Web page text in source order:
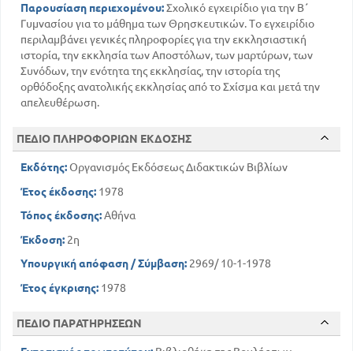
Παρουσίαση περιεχομένου:Σχολικό εγχειρίδιο για την Β΄
Γυμνασίου για το μάθημα των Θρησκευτικών. Το εγχειρίδιο
περιλαμβάνει γενικές πληροφορίες για την εκκλησιαστική
ιστορία, την εκκλησία των Αποστόλων, των μαρτύρων, των
Συνόδων, την ενότητα της εκκλησίας, την ιστορία της
ορθόδοξης ανατολικής εκκλησίας από το Σχίσμα και μετά την
απελευθέρωση.
ΠΕΔΙΟ ΠΛΗΡΟΦΟΡΙΩΝ ΕΚΔΟΣΗΣ
Εκδότης:Οργανισμός Εκδόσεως Διδακτικών Βιβλίων
Έτος έκδοσης: 1978
Τόπος έκδοσης:Αθήνα
Έκδοση: 2η
Υπουργική απόφαση / Σύμβαση: 2969/ 10-1-1978
Έτος έγκρισης: 1978
ΠΕΔΙΟ ΠΑΡΑΤΗΡΗΣΕΩΝ